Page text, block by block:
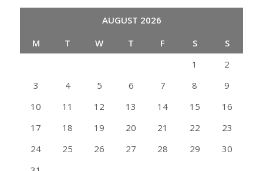
AUGUST 2026
M
T W T F S
S
1
2
3
4 5 6 7 8
9
10
11 12 13 14 15
16
17
18 19 20 21 22
23
24
25 26 27 28 29
30